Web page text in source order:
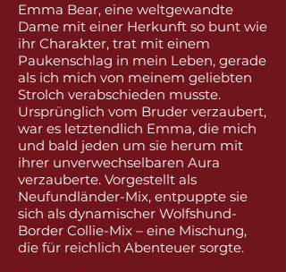
Emma Bear, eine weltgewandte
Dame mit einer Herkunft so bunt wie
ihr Charakter, trat mit einem
Paukenschlag in mein Leben, gerade
als ich mich von meinem geliebten
Strolch verabschieden musste.
Ursprünglich vom Bruder verzaubert,
war es letztendlich Emma, die mich
und bald jeden um sie herum mit
ihrer unverwechselbaren Aura
verzauberte. Vorgestellt als
Neufundländer-Mix, entpuppte sie
sich als dynamischer Wolfshund-
Border Collie-Mix – eine Mischung,
die für reichlich Abenteuer sorgte.